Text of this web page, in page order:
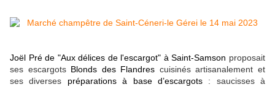
Joël Pré de "Aux délices de l'escargot" à Saint-Samson proposait
ses escargots Blonds des Flandres cuisinés artisanalement et
ses diverses préparations à base d’escargots: saucisses à